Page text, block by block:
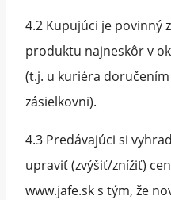
4.2 Kupujúci je povinný
produktu najneskôr v
(t.j. u kuriéra
zásielkovni).
4.3 Predávajúci si
upraviť (zvýšiť/znížiť)
www.jafe.sk s tým, že